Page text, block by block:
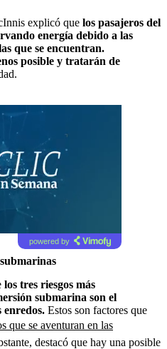
explicó que los pasajeros del
energía debido a las
que se encuentran.
posible y tratarán de
powered by
los tres riesgos más
submarina son el
enredos. Estos son factores que
que se aventuran en las
destacó que hay una posible